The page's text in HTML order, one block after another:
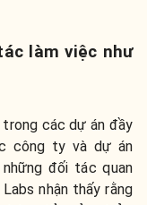
làm việc như
các dự án đầy
công ty và dự án
đối tác quan
nhận thấy rằng